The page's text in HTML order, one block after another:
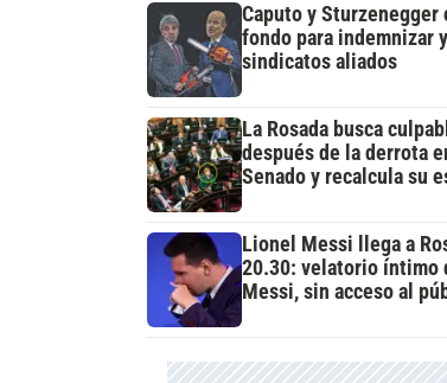
Caputo y Sturzenegger
fondo para indemnizar y
sindicatos aliados
La Rosada busca
después de la derrota
Senado y recalcula su
Lionel Messi llega a
20.30: velatorio íntimo
Messi, sin acceso al